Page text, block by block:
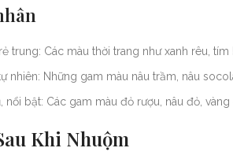
trung: Các màu thời trang như xanh rêu,
nhiên: Những gam màu nâu trầm, nâu
bật: Các gam màu đỏ rượu, nâu đỏ,
Khi Nhuộm